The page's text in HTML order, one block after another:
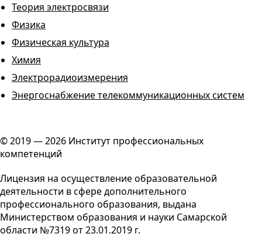
Теория электросвязи
Физика
Физическая культура
Химия
Электрорадиоизмерения
Энергоснабжение телекоммуникационных систем
© 2019 — 2026 Институт профессиональных
компетенций
Лицензия на осуществление образовательной
деятельности в сфере дополнительного
профессионального образования, выдана
Министерством образования и науки Самарской
области №7319 от 23.01.2019 г.